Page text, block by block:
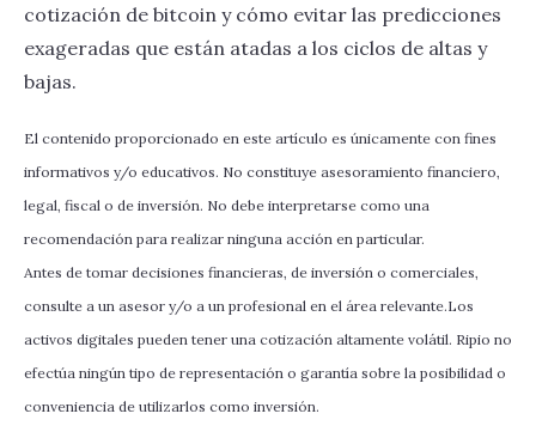
cotización de bitcoin y cómo evitar las predicciones
exageradas que están atadas a los ciclos de altas y
bajas.
El contenido proporcionado en este artículo es únicamente con fines
informativos y/o educativos. No constituye asesoramiento financiero,
legal, fiscal o de inversión. No debe interpretarse como una
recomendación para realizar ninguna acción en particular.
Antes de tomar decisiones financieras, de inversión o comerciales,
consulte a un asesor y/o a un profesional en el área relevante.Los
activos digitales pueden tener una cotización altamente volátil. Ripio no
efectúa ningún tipo de representación o garantía sobre la posibilidad o
conveniencia de utilizarlos como inversión.